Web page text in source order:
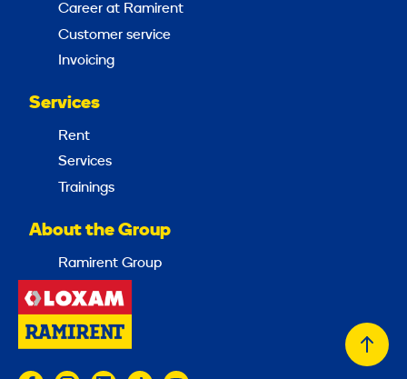
Career at Ramirent
Customer service
Invoicing
Services
Rent
Services
Trainings
About the Group
Ramirent Group
Back